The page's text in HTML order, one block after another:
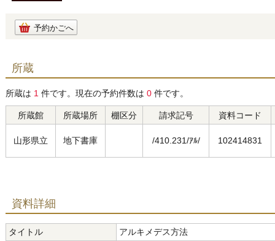
予約かごへ
所蔵
所蔵は 1 件です。現在の予約件数は 0 件です。
所蔵館 所蔵場所 棚区分 請求記号 資料コード
山形県立 地下書庫 /410.231/ｱﾙ/ 102414831
資料詳細
タイトル
アルキメデス方法